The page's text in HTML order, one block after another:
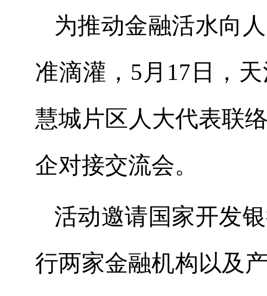
为推动金融活水向
准滴灌， 5 月 17 日，
慧城片区人大代表联
企对接交流会。
活动邀请国家开发
行两家金融机构以及